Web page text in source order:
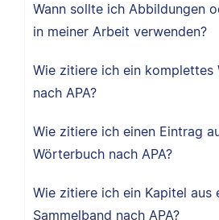
Wann sollte ich Abbildungen
in meiner Arbeit verwenden?
Wie zitiere ich ein komplettes
nach APA?
Wie zitiere ich einen Eintrag
Wörterbuch nach APA?
Wie zitiere ich ein Kapitel aus
Sammelband nach APA?